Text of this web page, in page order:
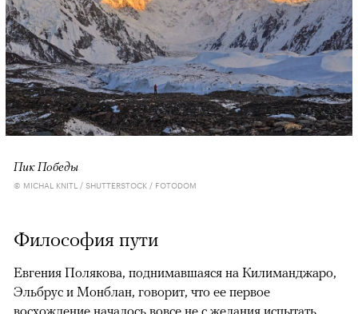
Пик Победы
© MICHAL KNITL / SHUTTERSTOCK / FOTODOM
Философия пути
Евгения Полякова, поднимавшаяся на Килиманджаро,
Эльбрус и Монблан, говорит, что ее первое